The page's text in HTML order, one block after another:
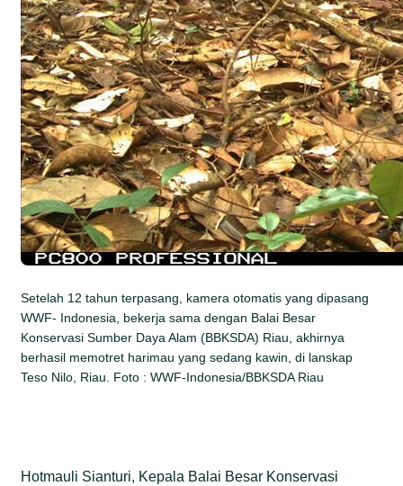
Setelah 12 tahun terpasang, kamera otomatis yang dipasang
WWF- Indonesia, bekerja sama dengan Balai Besar
Konservasi Sumber Daya Alam (BBKSDA) Riau, akhirnya
berhasil memotret harimau yang sedang kawin, di lanskap
Teso Nilo, Riau. Foto : WWF-Indonesia/BBKSDA Riau
Hotmauli Sianturi, Kepala Balai Besar Konservasi